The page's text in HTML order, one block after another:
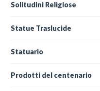
Solitudini Religiose
Statue Traslucide
Statuario
Prodotti del centenario